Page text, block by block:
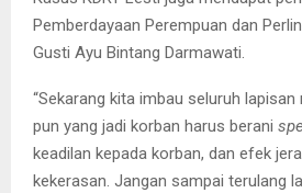
Pemberdayaan Perempuan dan
Gusti Ayu Bintang Darmawati.
“Sekarang kita imbau seluruh
pun yang jadi korban harus berani
keadilan kepada korban, dan efek
kekerasan. Jangan sampai terulang